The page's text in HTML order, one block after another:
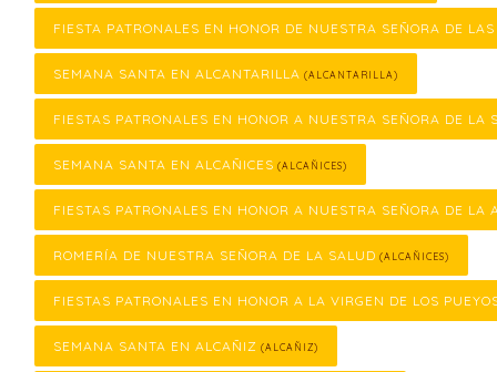
FIESTA PATRONALES EN HONOR DE NUESTRA SEÑORA DE LAS
SEMANA SANTA EN ALCANTARILLA (ALCANTARILLA)
FIESTAS PATRONALES EN HONOR A NUESTRA SEÑORA DE LA
SEMANA SANTA EN ALCAÑICES (ALCAÑICES)
FIESTAS PATRONALES EN HONOR A NUESTRA SEÑORA DE LA
ROMERÍA DE NUESTRA SEÑORA DE LA SALUD (ALCAÑICES)
FIESTAS PATRONALES EN HONOR A LA VIRGEN DE LOS
SEMANA SANTA EN ALCAÑIZ (ALCAÑIZ)